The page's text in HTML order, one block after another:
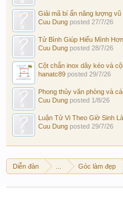
Giải mã bí ẩn năng lượng vũ
Cuu Dung posted 27/7/26
Tử Bình Giúp Hiểu Mình Hơn
Cuu Dung posted 28/7/26
Cột chắn inox dây kéo và
hanatc89 posted 29/7/26
Phong thủy văn phòng và
Cuu Dung posted 1/8/26
Luận Tử Vi Theo Giờ Sinh
Cuu Dung posted 29/7/26
Diễn đàn Góc làm đẹp